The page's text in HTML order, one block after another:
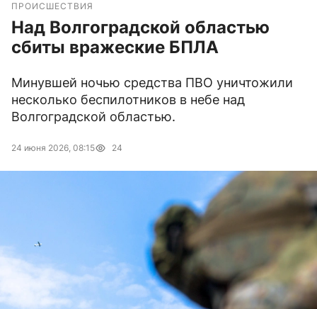
ПРОИСШЕСТВИЯ
Над Волгоградской областью
сбиты вражеские БПЛА
Минувшей ночью средства ПВО уничтожили
несколько беспилотников в небе над
Волгоградской областью.
24 июня 2026, 08:15 24